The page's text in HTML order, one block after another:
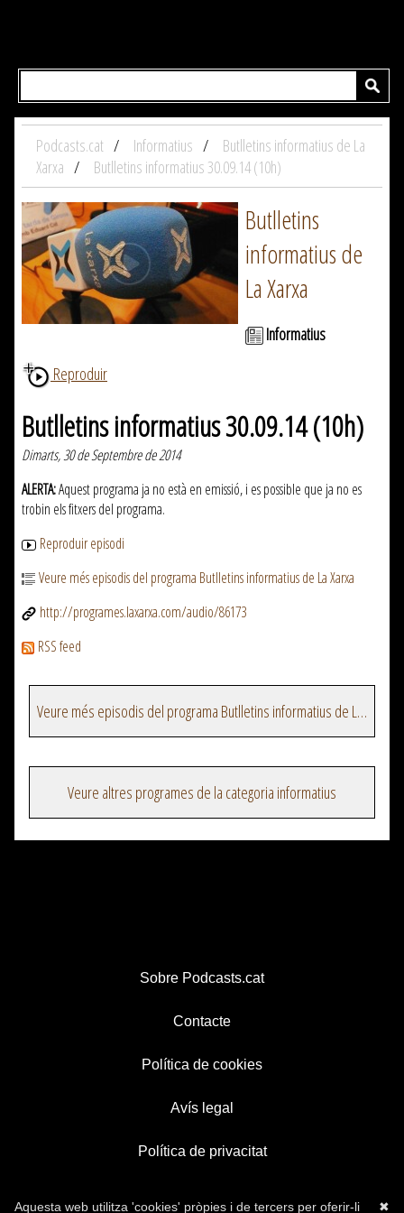
Podcasts.cat Informatius
Butlletins informatius de La
Xarxa
Butlletins informatius 30.09.14 (10h)
Butlletins
informatius de
La Xarxa
Informatius
Reproduir
Butlletins informatius 30.09.14 (10h)
Dimarts, 30 de Septembre de 2014
ALERTA:Aquest programa ja no està en emissió, i es possible que ja no es
trobin els fitxers del programa.
Reproduir episodi
Veure més episodis del programa Butlletins informatius de La Xarxa
http://programes.laxarxa.com/audio/86173
RSS feed
Veure més episodis del programa Butlletins informatius de La Xarxa
Veure altres programes de la categoria informatius
Sobre Podcasts.cat
Contacte
Política de cookies
Avís legal
Política de privacitat
✖
Aquesta web utilitza 'cookies' pròpies i de tercers per oferir-li